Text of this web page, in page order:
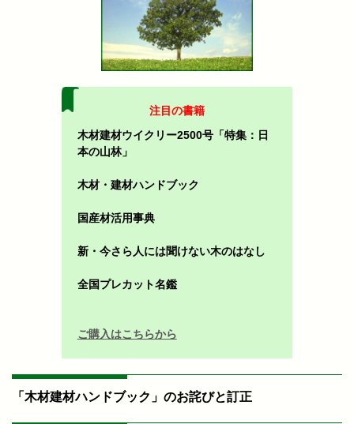
注目の書籍
木材建材ウイクリー2500号「特集：日
本の山林」
木材・建材ハンドブック
国産材活用事典
新・今さら人には聞けない木のはなし
全国プレカット名鑑
ご購入はこちらから
「木材建材ハンドブック」のお詫びと訂正